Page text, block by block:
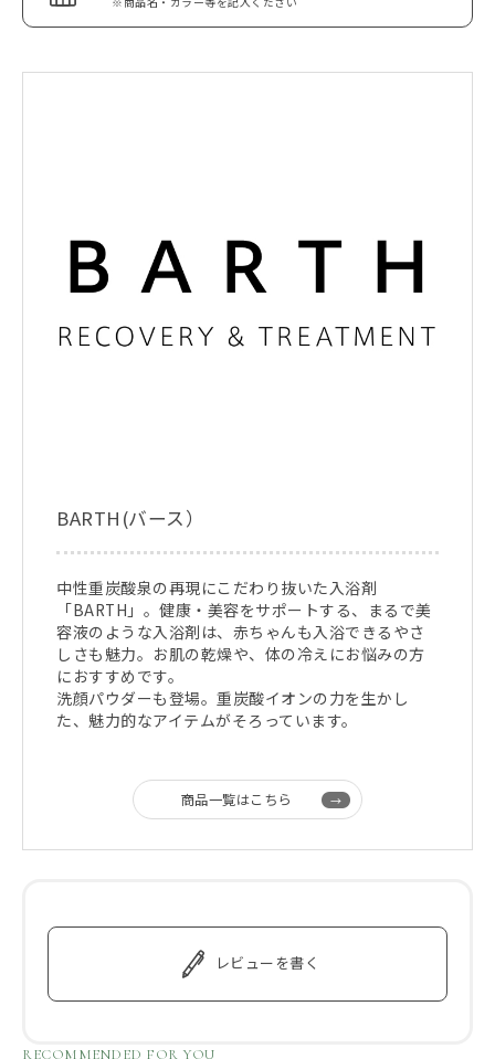
BARTH(バース）
中性重炭酸泉の再現にこだわり抜いた入浴剤
「BARTH」。健康・美容をサポートする、まるで美
容液のような入浴剤は、赤ちゃんも入浴できるやさ
しさも魅力。お肌の乾燥や、体の冷えにお悩みの方
におすすめです。
洗顔パウダーも登場。重炭酸イオンの力を生かし
た、魅力的なアイテムがそろっています。
商品一覧はこちら
レビューを書く
RECOMMENDED FOR YOU